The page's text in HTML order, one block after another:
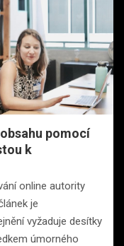
pomocí
k
online autority
je
vyžaduje desítky
úmorného